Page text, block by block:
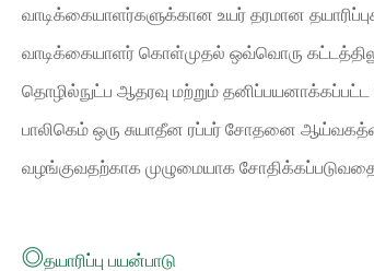
வாடிக்கையாளர்களுக்கான உயர் தரமான
வாடிக்கையாளர் கொள்முதல் ஒவ்வொரு
தொழில்நுட்ப ஆதரவு மற்றும்
பாலிகெம் ஒரு சுயாதீன ரப்பர் சோதனை
வழங்குவதற்காக முழுமையாக சோதிக்கப்படுவதை
தயாரிப்பு பயன்பாடு